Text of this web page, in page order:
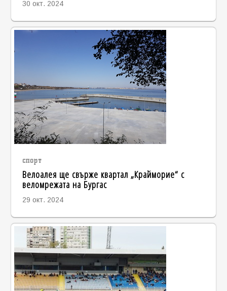
30 окт. 2024
спорт
Велоалея ще свърже квартал „Крайморие“ с
веломрежата на Бургас
29 окт. 2024